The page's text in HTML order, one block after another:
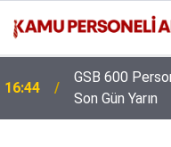
16:38
Kıyı Emniyeti
Yapacak